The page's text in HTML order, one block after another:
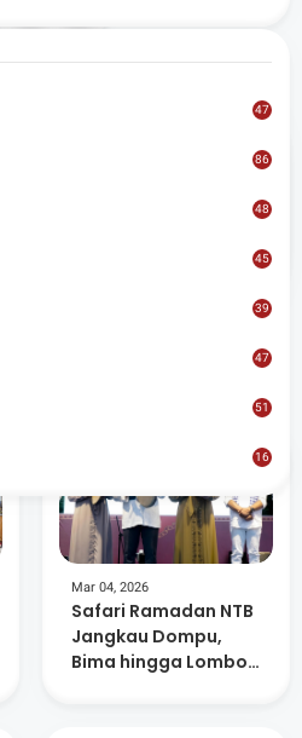
Mar 04, 2026
Safari Ramadan NTB
Jangkau Dompu,
Bima hingga Lombok
47
86
48
45
39
47
51
16